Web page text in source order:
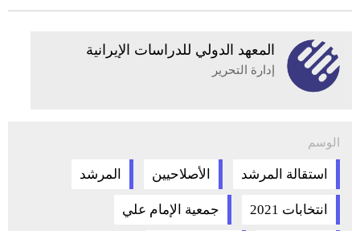
المعهد الدولي للدراسات الإيرانية
إدارة التحرير
الوسم
استقالة المرشد الأصلاحيين المرشد
انتخابات 2021 جمعية الإمام علي